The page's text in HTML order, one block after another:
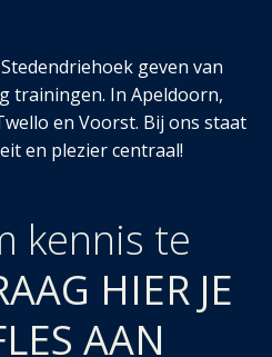
geven van
trainingen. In Apeldoorn,
en Voorst. Bij ons staat
en plezier centraal!
kennis te
HIER JE
AAN